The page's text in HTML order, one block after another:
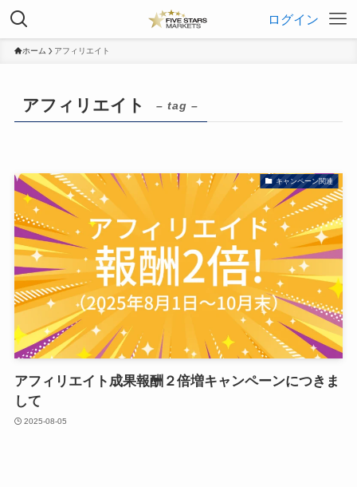
ログイン
ホーム アフィリエイト
アフィリエイト – tag –
キャンペーン関連
アフィリエイト成果報酬２倍増キャンペーンにつきま
して
2025-08-05